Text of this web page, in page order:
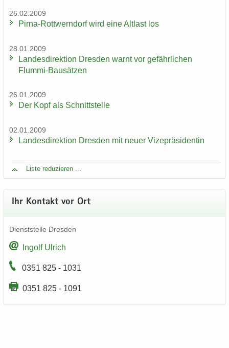
26.02.2009
Pirna-​Rottwerndorf wird eine Alt­last los
28.01.2009
Lan­des­di­rek­ti­on Dres­den warnt vor ge­fähr­li­chen
Flummi-​Bausätzen
26.01.2009
Der Kopf als Schnitt­stel­le
02.01.2009
Lan­des­di­rek­ti­on Dres­den mit neuer Vi­ze­prä­si­den­tin
Liste re­du­zie­ren ...
Ihr Kon­takt vor Ort
Dienst­stel­le Dres­den
In­golf Ul­rich
0351 825 - 1031
0351 825 - 1091